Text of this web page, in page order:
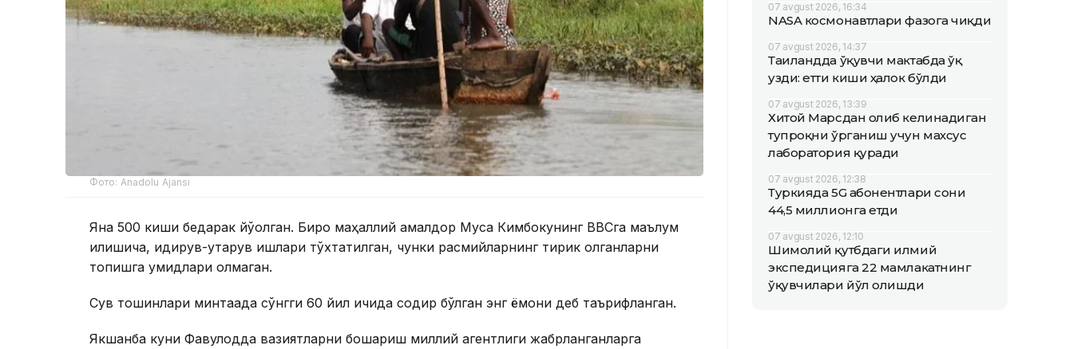
Фото: Anadolu Ajansı
Яна 500 киши бедарак йўқолган. Бироқ маҳаллий амалдор Муса Кимбокунинг BBCга маълум
қилишича, қидирув-қутқарув ишлари тўхтатилган, чунки расмийларнинг тирик қолганларни
топишга умидлари қолмаган.
Сув тошқинлари минтақада сўнгги 60 йил ичида содир бўлган энг ёмони деб таърифланган.
Якшанба куни Фавқулодда вазиятларни бошқариш миллий агентлиги жабрланганларга
07 avgust 2026, 16:34
NASA космонавтлари фазога чиқди
07 avgust 2026, 14:37
Таиландда ўқувчи мактабда ўқ
узди: етти киши ҳалок бўлди
07 avgust 2026, 13:39
Хитой Марсдан олиб келинадиган
тупроқни ўрганиш учун махсус
лаборатория қуради
07 avgust 2026, 12:38
Туркияда 5G абонентлари сони
44,5 миллионга етди
07 avgust 2026, 12:10
Шимолий қутбдаги илмий
экспедицияга 22 мамлакатнинг
ўқувчилари йўл олишди